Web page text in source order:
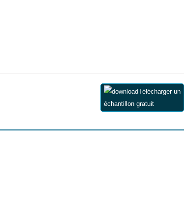
Télécharger un
échantillon gratuit